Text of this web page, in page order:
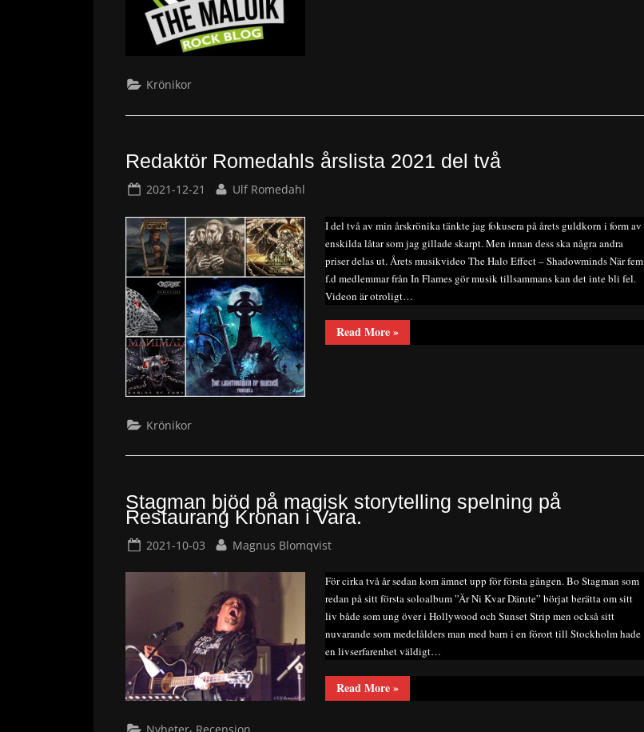
Krönikor
Redaktör Romedahls årslista 2021 del två
Posted
2021-12-21 By
Ulf Romedahl
I del två av min årskrönika tänkte jag fokusera på årets guldkorn i form av
enskilda låtar som jag gillade skarpt. Men innan dess ska några andra
priser delas ut. Årets musikvideo The Halo Effect – Shadowminds När fem
f.d medlemmar från In Flames gör musik tillsammans kan det inte bli fel.
Videon är otroligt…
Read More“Redaktör
Romedahls
»
Krönikor
Stagman bjöd på magisk storytelling spelning på
Restaurang Kronan i Vara.
Posted
2021-10-03 By
Magnus Blomqvist
För cirka två år sedan kom ämnet upp för första gången. Bo Stagman som
redan på sitt första soloalbum ”Är Ni Kvar Därute” börjat berätta om sitt
liv både som ung över i Hollywood och Sunset Strip men också sitt
nuvarande som medelålders man med barn i en förort till Stockholm hade
en livserfarenhet väldigt…
Read More“Stagman
bjöd
»
,